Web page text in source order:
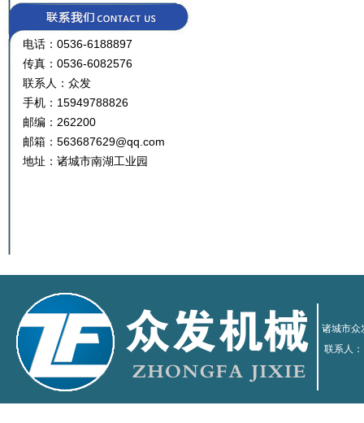
电话：0536-6188897
传真：0536-6082576
联系人：众发
手机：15949788826
邮编：262200
邮箱：563687629@qq.com
地址：诸城市南湖工业园
诸城市
联系人